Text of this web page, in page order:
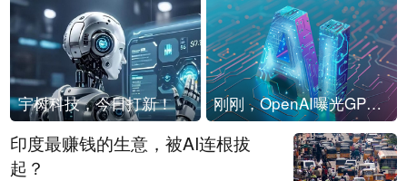
宇树科技，今日打新！ 刚刚，OpenAI曝光GPT-6！传10万亿参数，8月强行发布
印度最赚钱的生意，被AI连根拔
起？